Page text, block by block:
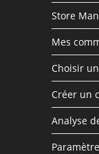
Store
Mes
Choisir
Créer un
Analyse